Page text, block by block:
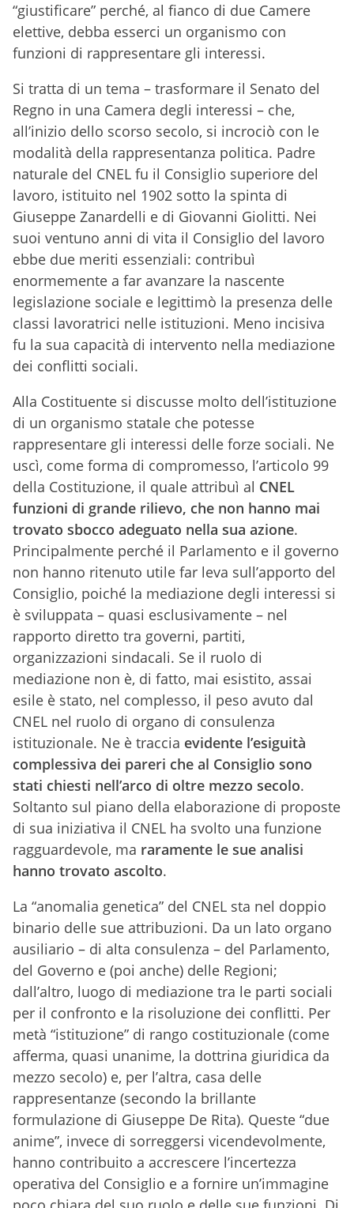
“giustificare” perché, al fianco di due Camere
elettive, debba esserci un organismo con
funzioni di rappresentare gli interessi.
Si tratta di un tema – trasformare il Senato del
Regno in una Camera degli interessi – che,
all’inizio dello scorso secolo, si incrociò con le
modalità della rappresentanza politica. Padre
naturale del CNEL fu il Consiglio superiore del
lavoro, istituito nel 1902 sotto la spinta di
Giuseppe Zanardelli e di Giovanni Giolitti. Nei
suoi ventuno anni di vita il Consiglio del lavoro
ebbe due meriti essenziali: contribuì
enormemente a far avanzare la nascente
legislazione sociale e legittimò la presenza delle
classi lavoratrici nelle istituzioni. Meno incisiva
fu la sua capacità di intervento nella mediazione
dei conflitti sociali.
Alla Costituente si discusse molto dell’istituzione
di un organismo statale che potesse
rappresentare gli interessi delle forze sociali. Ne
uscì, come forma di compromesso, l’articolo 99
della Costituzione, il quale attribuì al CNEL
funzioni di grande rilievo, che non hanno mai
trovato sbocco adeguato nella sua azione.
Principalmente perché il Parlamento e il governo
non hanno ritenuto utile far leva sull’apporto del
Consiglio, poiché la mediazione degli interessi si
è sviluppata – quasi esclusivamente – nel
rapporto diretto tra governi, partiti,
organizzazioni sindacali. Se il ruolo di
mediazione non è, di fatto, mai esistito, assai
esile è stato, nel complesso, il peso avuto dal
CNEL nel ruolo di organo di consulenza
istituzionale. Ne è traccia evidente l’esiguità
complessiva dei pareri che al Consiglio sono
stati chiesti nell’arco di oltre mezzo secolo.
Soltanto sul piano della elaborazione di proposte
di sua iniziativa il CNEL ha svolto una funzione
ragguardevole, ma raramente le sue analisi
hanno trovato ascolto.
La “anomalia genetica” del CNEL sta nel doppio
binario delle sue attribuzioni. Da un lato organo
ausiliario – di alta consulenza – del Parlamento,
del Governo e (poi anche) delle Regioni;
dall’altro, luogo di mediazione tra le parti sociali
per il confronto e la risoluzione dei conflitti. Per
metà “istituzione” di rango costituzionale (come
afferma, quasi unanime, la dottrina giuridica da
mezzo secolo) e, per l’altra, casa delle
rappresentanze (secondo la brillante
formulazione di Giuseppe De Rita). Queste “due
anime”, invece di sorreggersi vicendevolmente,
hanno contribuito a accrescere l’incertezza
operativa del Consiglio e a fornire un’immagine